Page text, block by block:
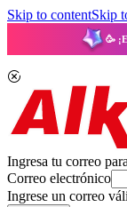
Skip to contentSkip
🥳
Ingresa tu correo
Correo electrónico
Ingrese un correo